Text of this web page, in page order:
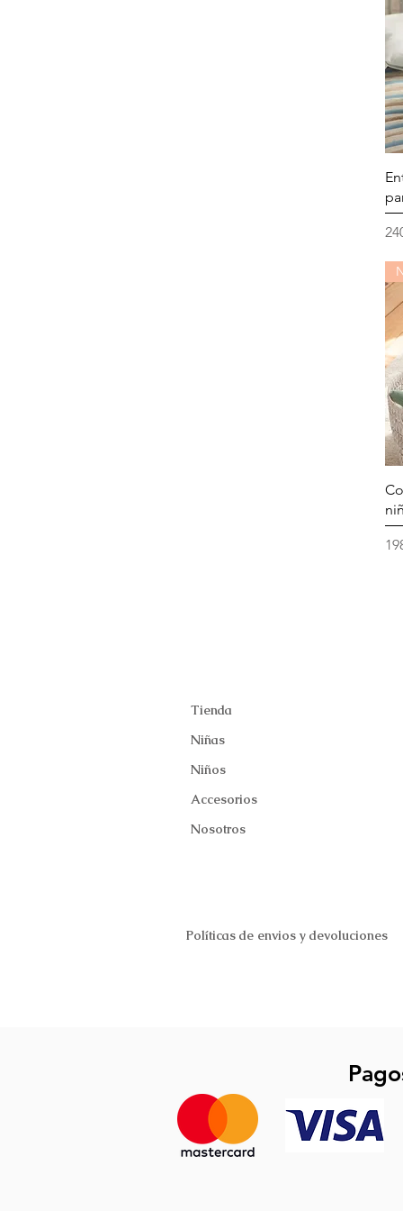
Tienda
Niñas
Niños
Accesorios
Nosotros
Políticas de envios y devoluciones